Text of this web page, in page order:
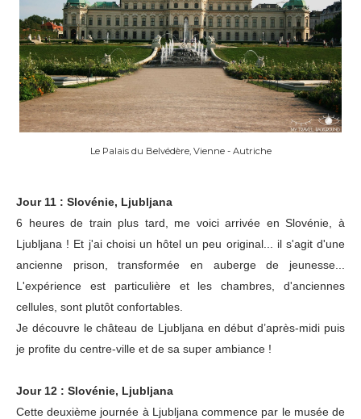
Le Palais du Belvédère, Vienne - Autriche
Jour 11 : Slovénie, Ljubljana
6 heures de train plus tard, me voici arrivée en Slovénie, à
Ljubljana ! Et j'ai choisi un hôtel un peu original... il s'agit d'une
ancienne prison, transformée en auberge de jeunesse...
L'expérience est particulière et les chambres, d'anciennes
cellules, sont plutôt confortables.
Je découvre le château de Ljubljana en début d’après-midi puis
je profite du centre-ville et de sa super ambiance !
Jour 12 : Slovénie, Ljubljana
Cette deuxième journée à Ljubljana commence par le musée de